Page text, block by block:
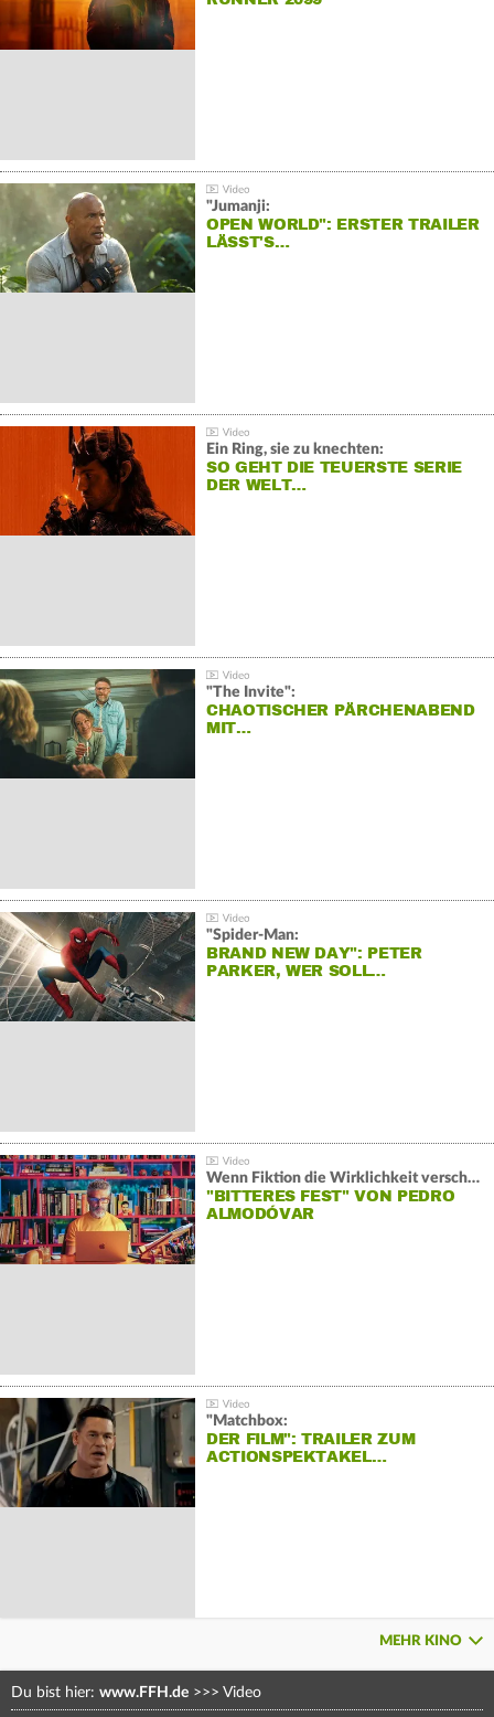
"Jumanji:
OPEN WORLD": ERSTER TRAILER
LÄSST'S…
Ein Ring, sie zu knechten:
SO GEHT DIE TEUERSTE SERIE
DER WELT…
"The Invite":
CHAOTISCHER PÄRCHENABEND
MIT…
"Spider-Man:
BRAND NEW DAY": PETER
PARKER, WER SOLL…
Wenn Fiktion die Wirklichkeit verschiebt:
"BITTERES FEST" VON PEDRO
ALMODÓVAR
"Matchbox:
DER FILM": TRAILER ZUM
ACTIONSPEKTAKEL…
MEHR KINO
Du bist hier: www.FFH.de >>> Video